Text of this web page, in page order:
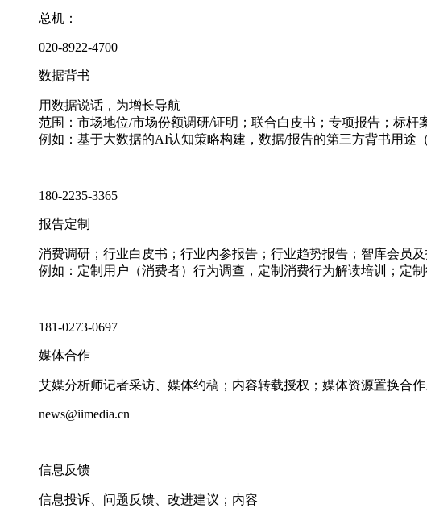
总机：
020-8922-4700
数据背书
用数据说话，为增长导航
范围：市场地位/市场份额调研/证明；联合白皮书；专项报告；标杆
例如：基于大数据的AI认知策略构建，数据/报告的第三方背书用途（
180-2235-3365
报告定制
消费调研；行业白皮书；行业内参报告；行业趋势报告；智库会员
例如：定制用户（消费者）行为调查，定制消费行为解读培训；定
181-0273-0697
媒体合作
艾媒分析师记者采访、媒体约稿；内容转载授权；媒体资源置换合作
news@iimedia.cn
信息反馈
信息投诉、问题反馈、改进建议；内容